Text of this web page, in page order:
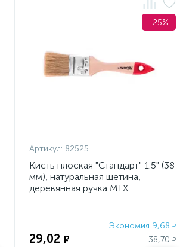
-25%
Артикул: 82525
Кисть плоская "Стандарт" 1.5" (38
мм), натуральная щетина,
деревянная ручка MTX
Экономия 9,68 ₽
29,02 ₽ 38,70₽